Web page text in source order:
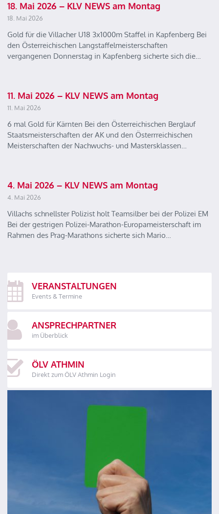
18. Mai 2026 – KLV NEWS am Montag
18. Mai 2026
Gold für die Villacher U18 3x1000m Staffel in Kapfenberg Bei
den Österreichischen Langstaffelmeisterschaften
vergangenen Donnerstag in Kapfenberg sicherte sich die…
11. Mai 2026 – KLV NEWS am Montag
11. Mai 2026
6 mal Gold für Kärnten Bei den Österreichischen Berglauf
Staatsmeisterschaften der AK und den Österrreichischen
Meisterschaften der Nachwuchs- und Mastersklassen…
4. Mai 2026 – KLV NEWS am Montag
4. Mai 2026
Villachs schnellster Polizist holt Teamsilber bei der Polizei EM
Bei der gestrigen Polizei-Marathon-Europameisterschaft im
Rahmen des Prag-Marathons sicherte sich Mario…
VERANSTALTUNGEN
Events & Termine
ANSPRECHPARTNER
im Überblick
ÖLV ATHMIN
Direkt zum ÖLV Athmin Login